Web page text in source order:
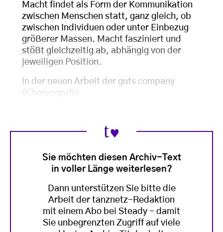
Macht findet als Form der Kommunikation
zwischen Menschen statt, ganz gleich, ob
zwischen Individuen oder unter Einbezug
größerer Massen. Macht fasziniert und
stößt gleichzeitig ab, abhängig von der
jeweiligen Position.
In der neuen Arbeit der guts company
(Choreografie
Sie möchten diesen Archiv-Text
in voller Länge weiterlesen?
Dann unterstützen Sie bitte die
Arbeit der tanznetz-Redaktion
mit einem Abo bei Steady - damit
Sie unbegrenzten Zugriff auf viele